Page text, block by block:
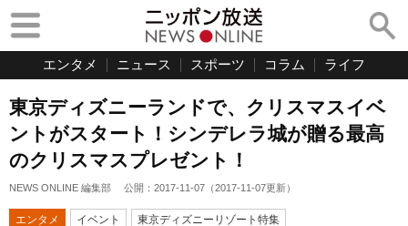
エンタメ ニュース スポーツ コラム ライフ
東京ディズニーランドで、クリスマスイベ
ントがスタート！シンデレラ城が贈る最高
のクリスマスプレゼント！
NEWS ONLINE 編集部 公開： 2017-11-07 （2017-11-07更新）
エンタメ イベント 東京ディズニーリゾート特集